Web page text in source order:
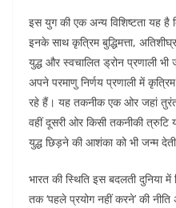
इस युग की एक अन्य विशिष्टता यह
इनके साथ कृत्रिम बुद्धिमत्ता,
युद्ध और स्वचालित ड्रोन प्रणाली
अपने परमाणु निर्णय प्रणाली में
रहे हैं। यह तकनीक एक ओर जहां तुरंत
वहीं दूसरी ओर किसी तकनीकी त्रुटि
युद्ध छिड़ने की आशंका को भी जन्म
भारत की स्थिति इस बदलती दुनिया
तक ‘पहले प्रयोग नहीं करने’ की